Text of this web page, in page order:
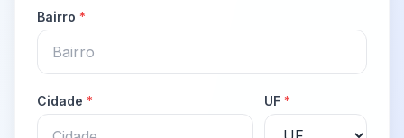
Bairro *
Cidade * UF *